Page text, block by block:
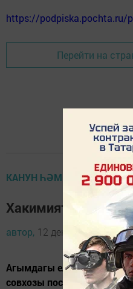
https://podpiska.pochta.ru/
Перейти на
КАНУН ҺӘМ ХОКУК
Хакимият вәкилен
автор, 12 декабрь 2013 -
Агымдагы елның 26
совхозы поселогында